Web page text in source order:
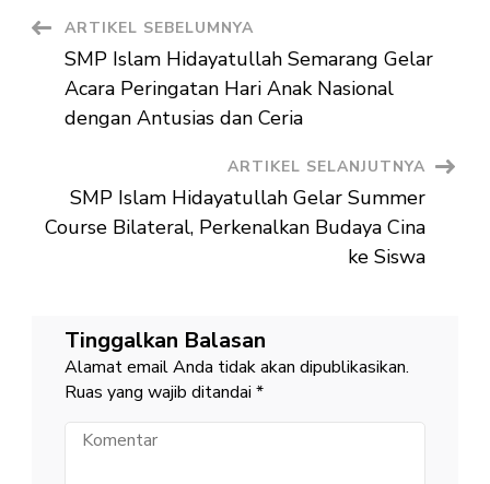
Kearsipan
dan
Perpustakaan
Provinsi
Navigasi
Artikel
ARTIKEL SEBELUMNYA
SMP Islam Hidayatullah Semarang Gelar
Acara Peringatan Hari Anak Nasional
dengan Antusias dan Ceria
ARTIKEL SELANJUTNYA
SMP Islam Hidayatullah Gelar Summer
Course Bilateral, Perkenalkan Budaya Cina
ke Siswa
Tinggalkan Balasan
Alamat email Anda tidak akan dipublikasikan.
Ruas yang wajib ditandai *
Komentar